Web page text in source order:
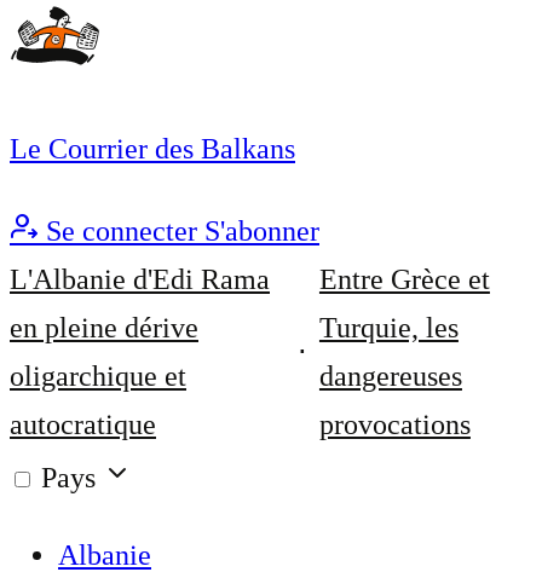
Le Courrier des Balkans
Se connecter S'abonner
L'Albanie d'Edi Rama
en pleine dérive
oligarchique et
autocratique
Entre Grèce et
Turquie, les
dangereuses
provocations
Pays
Albanie